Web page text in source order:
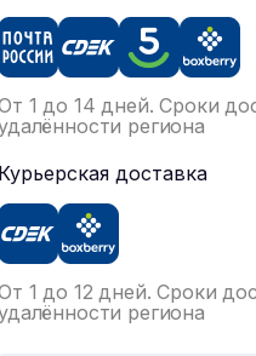
1 до 14 дней. Сроки
региона
Курьерская доставка
1 до 12 дней. Сроки
региона